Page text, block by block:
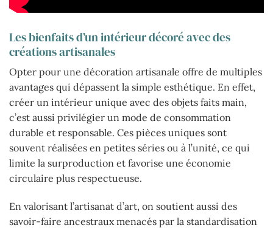
Les bienfaits d’un intérieur décoré avec des
créations artisanales
Opter pour une décoration artisanale offre de multiples
avantages qui dépassent la simple esthétique. En effet,
créer un intérieur unique avec des objets faits main,
c’est aussi privilégier un mode de consommation
durable et responsable. Ces pièces uniques sont
souvent réalisées en petites séries ou à l’unité, ce qui
limite la surproduction et favorise une économie
circulaire plus respectueuse.
En valorisant l’artisanat d’art, on soutient aussi des
savoir-faire ancestraux menacés par la standardisation